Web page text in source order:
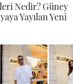
Nedir? Güney
Yayılan Yeni